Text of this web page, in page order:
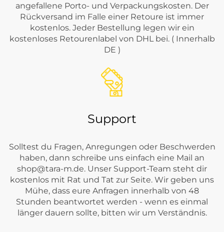
angefallene Porto- und Verpackungskosten. Der
Rückversand im Falle einer Retoure ist immer
kostenlos. Jeder Bestellung legen wir ein
kostenloses Retourenlabel von DHL bei. ( Innerhalb
DE )
Support
Solltest du Fragen, Anregungen oder Beschwerden
haben, dann schreibe uns einfach eine Mail an
shop@tara-m.de. Unser Support-Team steht dir
kostenlos mit Rat und Tat zur Seite. Wir geben uns
Mühe, dass eure Anfragen innerhalb von 48
Stunden beantwortet werden - wenn es einmal
länger dauern sollte, bitten wir um Verständnis.